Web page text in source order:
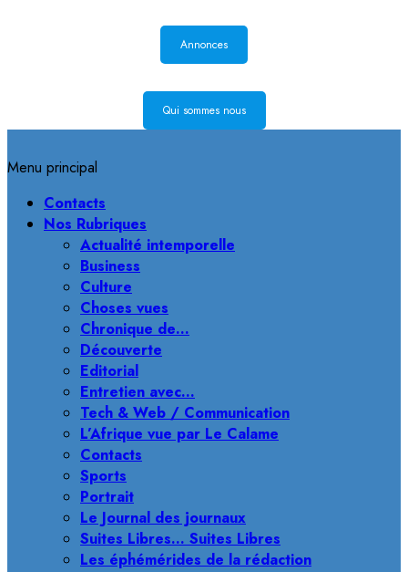
Annonces
Qui sommes nous
Menu principal
Contacts
Nos Rubriques
Actualité intemporelle
Business
Culture
Choses vues
Chronique de…
Découverte
Editorial
Entretien avec…
Tech & Web / Communication
L’Afrique vue par Le Calame
Contacts
Sports
Portrait
Le Journal des journaux
Suites Libres… Suites Libres
Les éphémérides de la rédaction